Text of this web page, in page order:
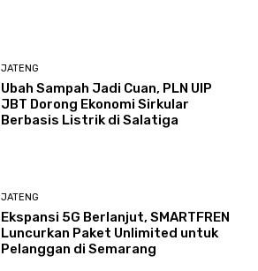
JATENG
Ubah Sampah Jadi Cuan, PLN UIP
JBT Dorong Ekonomi Sirkular
Berbasis Listrik di Salatiga
JATENG
Ekspansi 5G Berlanjut, SMARTFREN
Luncurkan Paket Unlimited untuk
Pelanggan di Semarang